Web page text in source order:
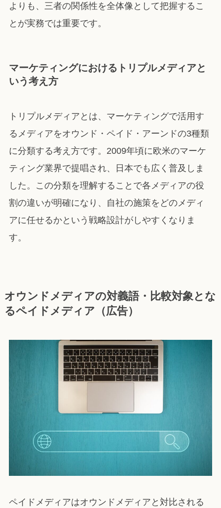
よりも、三者の関係性を全体像として把握するこ
とが実務では重要です。
マーケティングにおけるトリプルメディアと
いう考え方
トリプルメディアとは、マーケティングで活用す
るメディアをオウンド・ペイド・アーンドの3種類
に分類する考え方です。2009年頃に欧米のマーケ
ティング業界で提唱され、日本でも広く普及しま
した。この分類を理解することで各メディアの役
割の違いが明確になり、自社の施策をどのメディ
アに任せるかという戦略設計がしやすくなりま
す。
オウンドメディアの対義語・比較対象とな
るペイドメディア（広告）
ペイドメディアはオウンドメディアと対比される